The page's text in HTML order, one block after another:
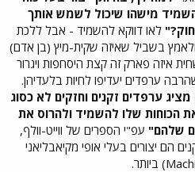
להשמיד מישהו שיכול לשמש אותך
לאו דווקא להשמיד - אבל ללכת
בשביל שאיזה שקית-מיץ (בן אדם)
איזה פארק זה קצת היסחפות ויגרור
ערפדים יעדיפו לחיות בלעדיהן.
ערפדים זקנים וחזקים לא כסוג
הכוחות שלו להשמיד ולהרוס את
שלהם" עפ"י הספרים של ווייט-וולף,
הם יצורים בעלי אופי מקיאבליאני